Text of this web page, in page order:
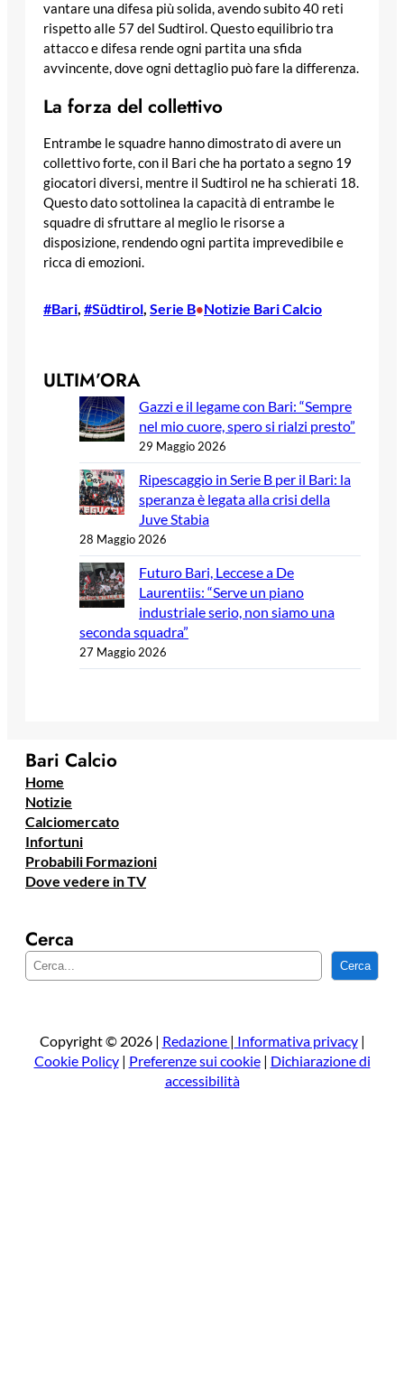
vantare una difesa più solida, avendo subito 40 reti
rispetto alle 57 del Sudtirol. Questo equilibrio tra
attacco e difesa rende ogni partita una sfida
avvincente, dove ogni dettaglio può fare la differenza.
La forza del collettivo
Entrambe le squadre hanno dimostrato di avere un
collettivo forte, con il Bari che ha portato a segno 19
giocatori diversi, mentre il Sudtirol ne ha schierati 18.
Questo dato sottolinea la capacità di entrambe le
squadre di sfruttare al meglio le risorse a
disposizione, rendendo ogni partita imprevedibile e
ricca di emozioni.
#Bari, #Südtirol, Serie B•Notizie Bari Calcio
ULTIM’ORA
Gazzi e il legame con Bari: “Sempre
nel mio cuore, spero si rialzi presto”
29 Maggio 2026
Ripescaggio in Serie B per il Bari: la
speranza è legata alla crisi della
Juve Stabia
28 Maggio 2026
Futuro Bari, Leccese a De
Laurentiis: “Serve un piano
industriale serio, non siamo una
seconda squadra”
27 Maggio 2026
Bari Calcio
Home
Notizie
Calciomercato
Infortuni
Probabili Formazioni
Dove vedere in TV
Cerca
e
a
Cerca
Copyright © 2026 | Redazione | Informativa privacy|
Cookie Policy| Preferenze sui cookie| Dichiarazione di
accessibilità